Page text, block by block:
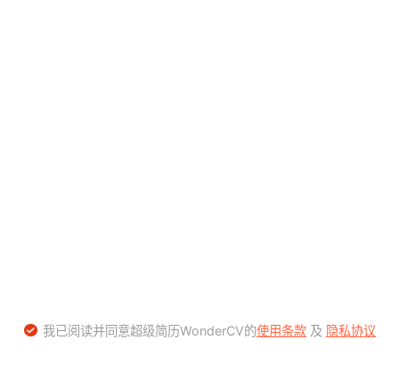
我已阅读并同意超级简历WonderCV的使用条款及 隐私协议